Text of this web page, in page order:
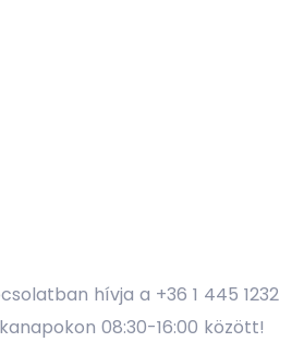
hívja a +36 1 445 1232
08:30-16:00 között!